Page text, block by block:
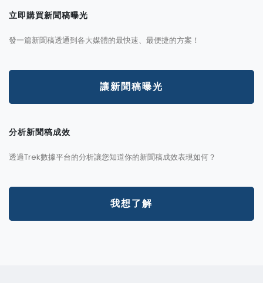
立即購買新聞稿曝光
發一篇新聞稿透通到各大媒體的最快速、最便捷的方案！
讓新聞稿曝光
分析新聞稿成效
透過Trek數據平台的分析讓您知道你的新聞稿成效表現如何？
我想了解